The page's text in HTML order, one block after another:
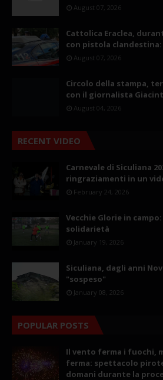
August 07, 2026
Cattolica Eraclea,
con pistola
August 07, 2026
Circolo della stampa,
con il giornalista
August 04, 2026
RECENT VIDEO
Carnevale di Siculiana
ringraziamenti in un
February 24, 2026
Vecchie Glorie in
solidarietà
January 19, 2026
Siculiana, dagli anni
"sospeso"
January 08, 2026
POPULAR POSTS
Il vento ferma i fuochi,
ferma: spettacolo
domani durante la